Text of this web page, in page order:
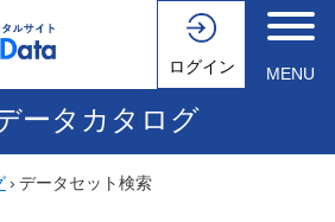
ログイン MENU
ータカタログ
› データセット検索